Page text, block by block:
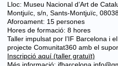
Lloc: Museu Nacional d’Art de
Montjuïc, s/n, Sants-Montjuïc,
Aforoament: 15 persones
Hores de formació: 8 hores
Taller impulsat por l’IF Barcelona i
projecte Comunitat360 amb el
Inscripció aquí (taller gratuït)